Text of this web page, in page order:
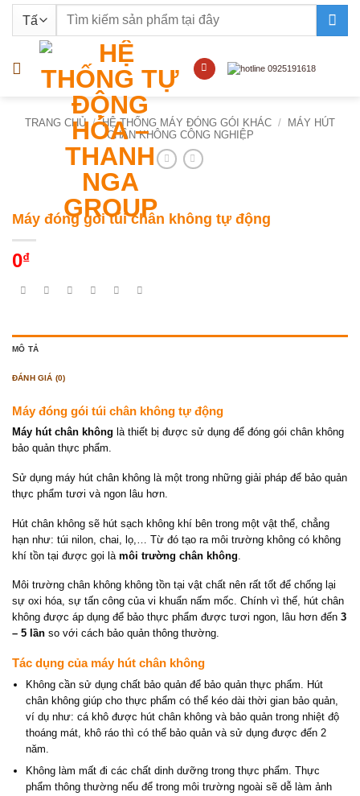
nội
Tìm
TRANG CHỦ / HỆ THỐNG MÁY ĐÓNG GÓI KHÁC /
MÁY HÚT
CHÂN KHÔNG CÔNG NGHIỆP
Máy đóng gói túi chân không tự động
0₫
MÔ TẢ
ĐÁNH GIÁ (0)
Máy đóng gói túi chân không tự động
Máy hút chân không là thiết bị được sử dụng để đóng gói chân không
bảo quản thực phẩm.
Sử dụng máy hút chân không là một trong những giải pháp để bảo quản
thực phẩm tươi và ngon lâu hơn.
Hút chân không sẽ hút sạch không khí bên trong một vật thể, chẳng
hạn như: túi nilon, chai, lọ,… Từ đó tạo ra môi trường không có không
khí tồn tại được gọi là môi trường chân không
Môi trường chân không không tồn tại vật chất nên rất tốt để chống lại
sự oxi hóa, sự tấn công của vi khuẩn nấm mốc. Chính vì thế, hút chân
không được áp dụng để bảo thực phẩm được tươi ngon, lâu hơn đến 3
– 5 lần so với cách bảo quản thông thường.
Tác dụng của máy hút chân không
Không cần sử dụng chất bảo quản để bảo quản thực phẩm. Hút
chân không giúp cho thực phẩm có thể kéo dài thời gian bảo quản,
ví dụ như: cá khô được hút chân không và bảo quản trong nhiệt độ
thoáng mát, khô ráo thì có thể bảo quản và sử dụng được đến 2
năm.
Không làm mất đi các chất dinh dưỡng trong thực phẩm. Thực
phẩm thông thường nếu để trong môi trường ngoài sẽ dễ làm ảnh